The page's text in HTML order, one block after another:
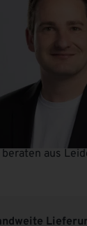
beraten aus